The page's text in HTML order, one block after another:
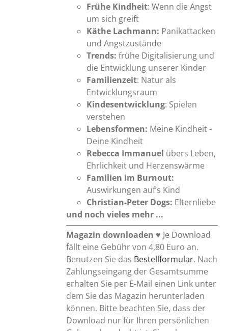
Frühe Kindheit: Wenn die Angst
um sich greift
Käthe Lachmann: Panikattacken
und Angstzustände
Trends:frühe Digitalisierung und
die Entwicklung unserer Kinder
Familienzeit: Natur als
Entwicklungsraum
Kindesentwicklung: Spielen
verstehen
Lebensformen: Meine Kindheit -
Deine Kindheit
Rebecca Immanuel übers Leben,
Ehrlichkeit und Herzenswärme
Familien im Burnout:
Auswirkungen auf’s Kind
Christian-Peter Dogs: Elternliebe
und noch vieles mehr ...
Magazin downloaden ♥ Je Download
fällt eine Gebühr von 4,80 Euro an.
Benutzen Sie das Bestellformular. Nach
Zahlungseingang der Gesamtsumme
erhalten Sie per E-Mail einen Link unter
dem Sie das Magazin herunterladen
können. Bitte beachten Sie, dass der
Download nur für Ihren persönlichen